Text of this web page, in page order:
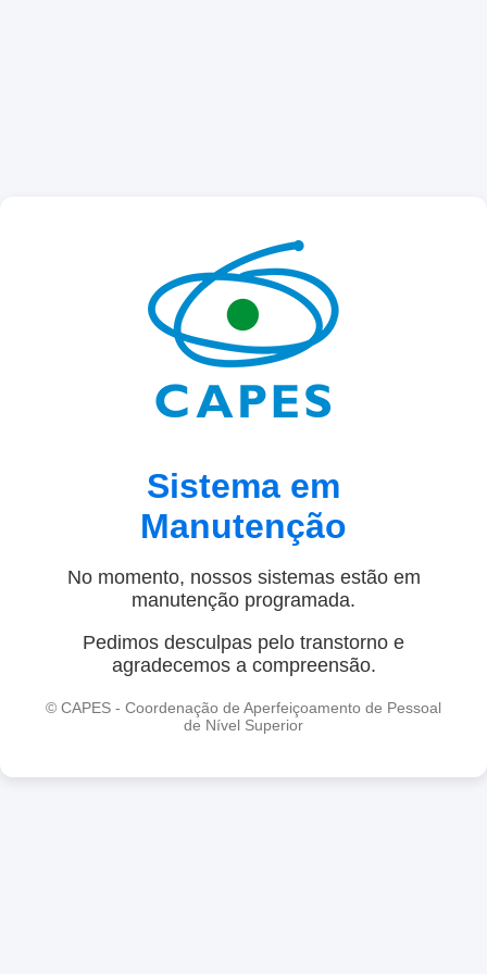
Sistema em
Manutenção
No momento, nossos sistemas estão em
manutenção programada.
Pedimos desculpas pelo transtorno e
agradecemos a compreensão.
© CAPES - Coordenação de Aperfeiçoamento de Pessoal
de Nível Superior